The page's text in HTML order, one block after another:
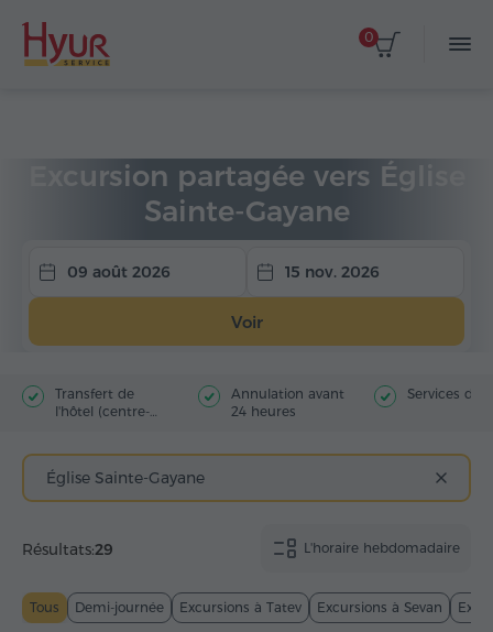
0
Excursion partagée vers Église
Sainte-Gayane
09 août 2026 15 nov. 2026
Voir
Transfert de
l'hôtel (centre-
Annulation avant
24 heures
Services du
Église Sainte-Gayane
L'horaire hebdomadaire
Résultats:29
Tous Demi-journée Excursions à Tatev Excursions à Sevan